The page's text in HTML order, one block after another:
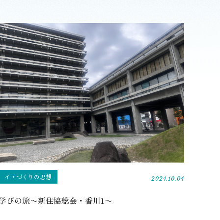
イエづくりの思想 2024.10.04
びの旅〜新住協総会・香川1〜